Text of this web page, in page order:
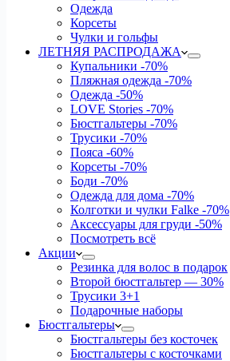
Одежда
Корсеты
Чулки и гольфы
ЛЕТНЯЯ РАСПРОДАЖА
Купальники -70%
Пляжная одежда -70%
Одежда -50%
LOVE Stories -70%
Бюстгальтеры -70%
Трусики -70%
Пояса -60%
Корсеты -70%
Боди -70%
Одежда для дома -70%
Колготки и чулки Falke -70%
Аксессуары для груди -50%
Посмотреть всё
Акции
Резинка для волос в подарок
Второй бюстгальтер — 30%
Трусики 3+1
Подарочные наборы
Бюстгальтеры
Бюстгальтеры без косточек
Бюстгальтеры с косточками